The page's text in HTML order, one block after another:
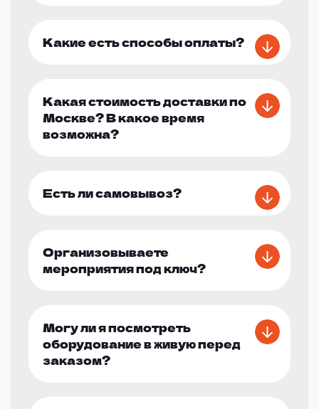
Какие есть способы оплаты?
Какая стоимость доставки по
Москве? В какое время
возможна?
Есть ли самовывоз?
Организовываете
мероприятия под ключ?
Могу ли я посмотреть
оборудование в живую перед
заказом?